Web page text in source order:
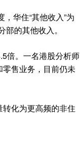
华住“其他收入”为
的其他收入。
倍。一名港股分析师
售业务，目前仍未
化为更高频的非住